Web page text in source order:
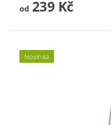
od239 Kč
Novinka